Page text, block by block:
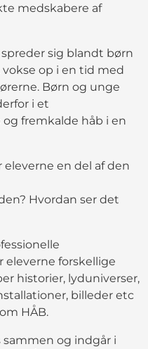
medskabere af
sig blandt børn
op i en tid med
Børn og unge
i et
fremkalde håb i en
eleverne en del af den
Hvordan ser det
forskellige
historier, lyduniverser,
billeder etc
HÅB.
og indgår i